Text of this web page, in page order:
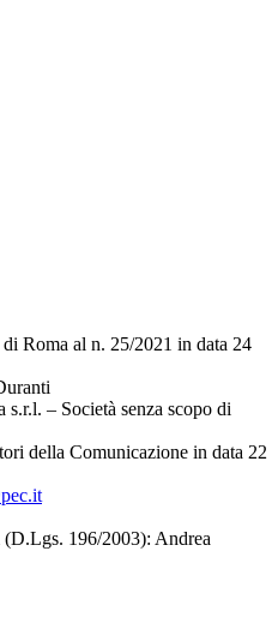
Roma al n. 25/2021 in data 24
– Società senza scopo di
della Comunicazione in data 22
(D.Lgs. 196/2003): Andrea